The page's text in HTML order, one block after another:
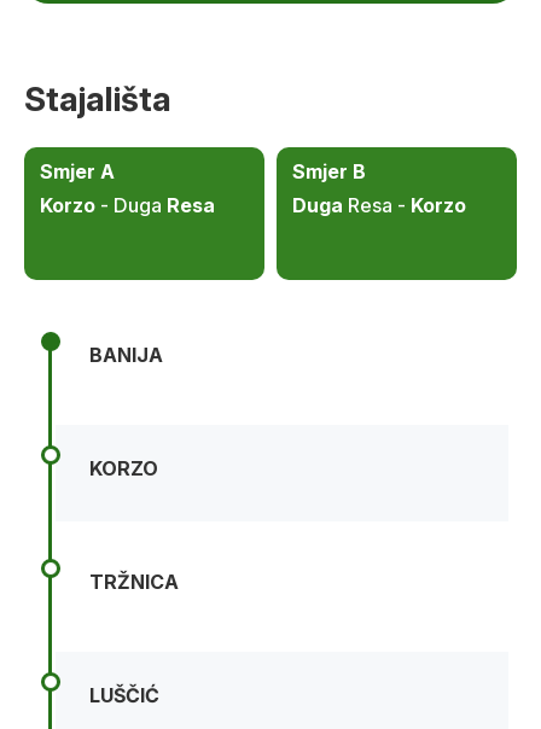
Stajališta
Smjer A
Korzo- Duga Resa
Smjer B
Duga Resa - Korzo
BANIJA
KORZO
TRŽNICA
LUŠČIĆ